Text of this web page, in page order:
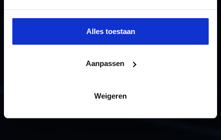
Alles toestaan
Aanpassen
Weigeren